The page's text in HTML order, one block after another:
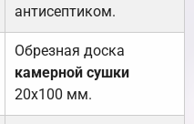
антисептиком.
Обрезная доска
камерной сушки
20х100 мм.